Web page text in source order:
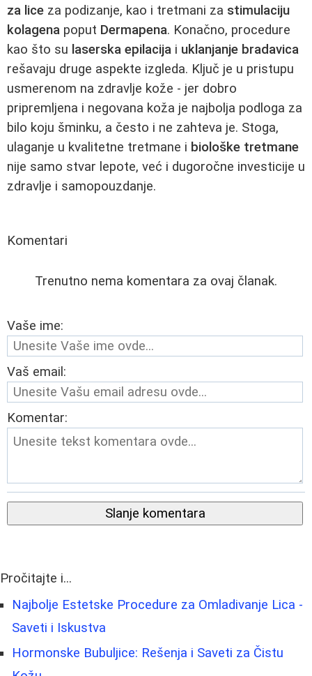
za lice za podizanje, kao i tretmani za stimulaciju
kolagena poput Dermapena. Konačno, procedure
kao što su laserska epilacija i uklanjanje bradavica
rešavaju druge aspekte izgleda. Ključ je u pristupu
usmerenom na zdravlje kože - jer dobro
pripremljena i negovana koža je najbolja podloga za
bilo koju šminku, a često i ne zahteva je. Stoga,
ulaganje u kvalitetne tretmane i biološke tretmane
nije samo stvar lepote, već i dugoročne investicije u
zdravlje i samopouzdanje.
Komentari
Trenutno nema komentara za ovaj članak.
Vaše ime:
Vaš email:
Komentar:
Slanje komentara
Pročitajte i...
Najbolje Estetske Procedure za Omladivanje Lica -
Saveti i Iskustva
Hormonske Bubuljice: Rešenja i Saveti za Čistu